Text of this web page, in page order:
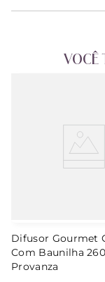
VOCÊ
Difusor Gourmet
Com Baunilha
Provanza